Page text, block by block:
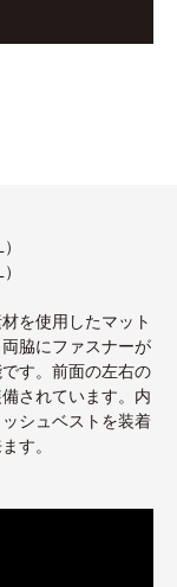
を使用したマット
脇にファスナーが
す。前面の左右の
されています。内
シュベストを装着
す。